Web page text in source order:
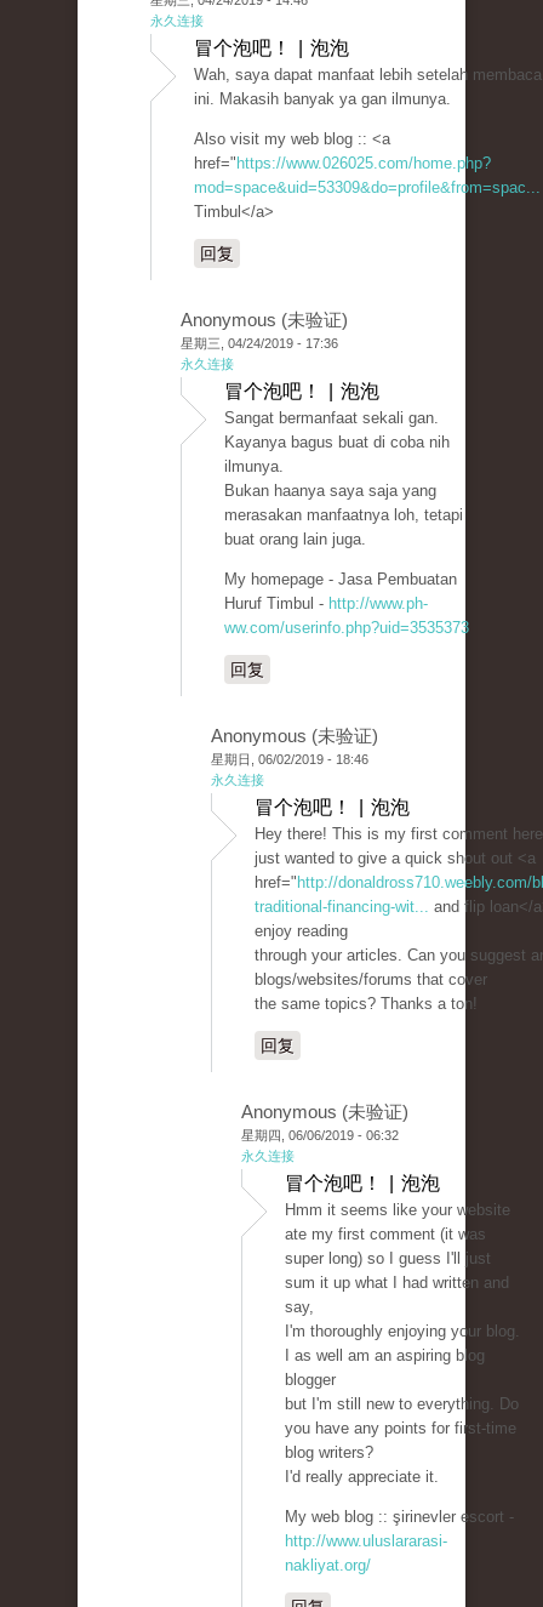
永久连接
冒个泡吧！ | 泡泡
Wah, saya dapat manfaat lebih setelah
ini. Makasih banyak ya gan ilmunya.
Also visit my web blog :: <a
href=" https://www.026025.com/home.php?
mod=space&uid=53309&do=profile&from=spac...
Timbul</a>
回复
Anonymous (未验证)
星期三, 04/24/2019 - 17:36
永久连接
冒个泡吧！ | 泡泡
Sangat bermanfaat sekali gan.
Kayanya bagus buat di coba nih
ilmunya.
Bukan haanya saya saja yang
merasakan manfaatnya loh, tetapi
buat orang lain juga.
My homepage - Jasa Pembuatan
Huruf Timbul - http://www.ph-
ww.com/userinfo.php?uid=3535373
回复
Anonymous (未验证)
星期日, 06/02/2019 - 18:46
永久连接
冒个泡吧！ | 泡泡
Hey there! This is my first comment
just wanted to give a quick shout out <a
href=" http://donaldross710.weebly.com/
traditional-financing-wit... and flip loan</
enjoy reading
through your articles. Can you suggest
blogs/websites/forums that cover
the same topics? Thanks a ton!
回复
Anonymous (未验证)
星期四, 06/06/2019 - 06:32
永久连接
冒个泡吧！ | 泡泡
Hmm it seems like your website
ate my first comment (it was
super long) so I guess I'll just
sum it up what I had written and
say,
I'm thoroughly enjoying your blog.
I as well am an aspiring blog
blogger
but I'm still new to everything. Do
you have any points for first-time
blog writers?
I'd really appreciate it.
My web blog :: şirinevler escort -
http://www.uluslararasi-
nakliyat.org/